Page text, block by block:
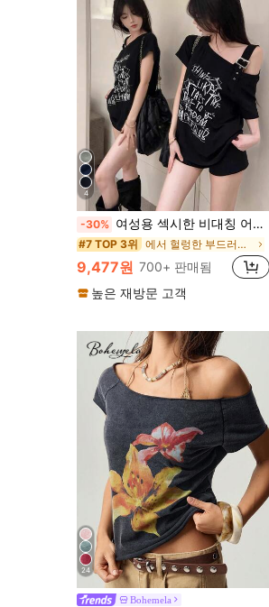
4
-30% 여성용 섹시한 비대칭 어깨 반팔 티셔츠, 여름 디자인 틈새 루즈핏 슬리밍 상의 블랙
#7 TOP 3위 에서 헐렁한 부드러운 데일리 탑
9,477원 700+ 판매됨
높은 재방문 고객
24
Bohemela